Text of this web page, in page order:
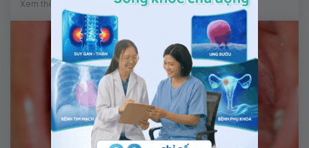
Xem thêm